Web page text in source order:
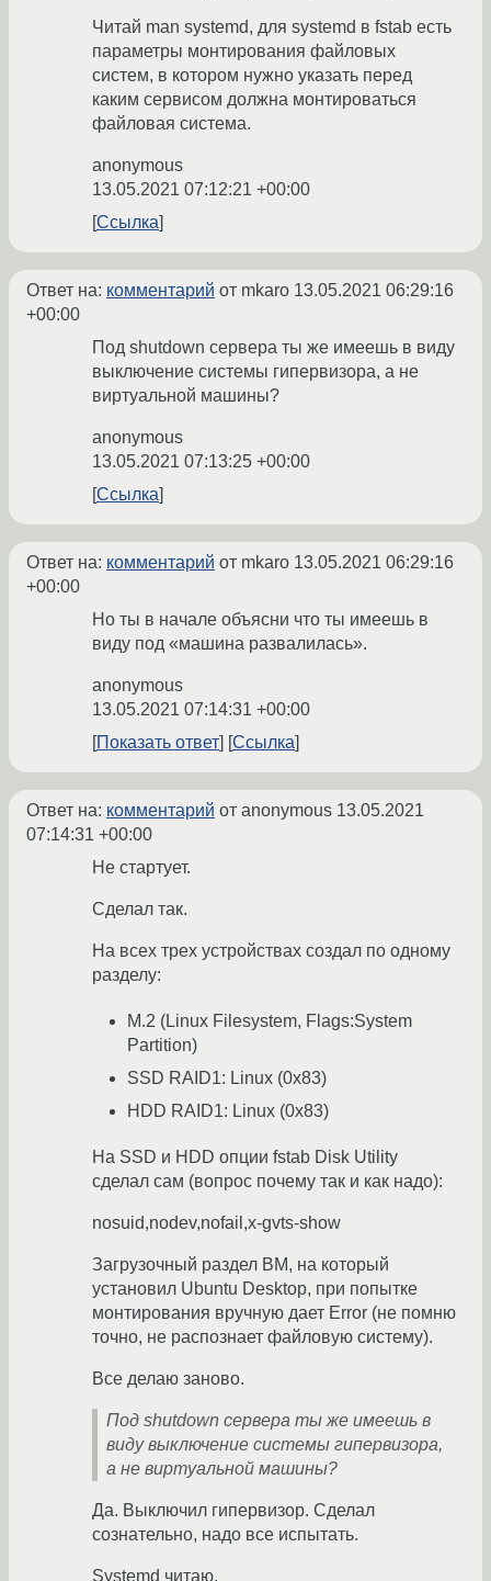
Читай man systemd, для systemd в fstab есть
параметры монтирования файловых
систем, в котором нужно указать перед
каким сервисом должна монтироваться
файловая система.
anonymous
13.05.2021 07:12:21 +00:00
Ссылка
Ответ на: комментарий от mkaro 13.05.2021 06:29:16
+00:00
Под shutdown сервера ты же имеешь в виду
выключение системы гипервизора, а не
виртуальной машины?
anonymous
13.05.2021 07:13:25 +00:00
Ссылка
Ответ на: комментарий от mkaro 13.05.2021 06:29:16
+00:00
Но ты в начале объясни что ты имеешь в
виду под «машина развалилась».
anonymous
13.05.2021 07:14:31 +00:00
Показать ответ
Ссылка
Ответ на: комментарий от anonymous 13.05.2021
07:14:31 +00:00
Не стартует.
Сделал так.
На всех трех устройствах создал по одному
разделу:
M.2 (Linux Filesystem, Flags:System
Partition)
SSD RAID1: Linux (0x83)
HDD RAID1: Linux (0x83)
На SSD и HDD опции fstab Disk Utility
сделал сам (вопрос почему так и как надо):
nosuid,nodev,nofail,x-gvts-show
Загрузочный раздел ВМ, на который
установил Ubuntu Desktop, при попытке
монтирования вручную дает Error (не помню
точно, не распознает файловую систему).
Все делаю заново.
Под shutdown сервера ты же имеешь в
виду выключение системы гипервизора,
а не виртуальной машины?
Да. Выключил гипервизор. Сделал
сознательно, надо все испытать.
Systemd читаю.